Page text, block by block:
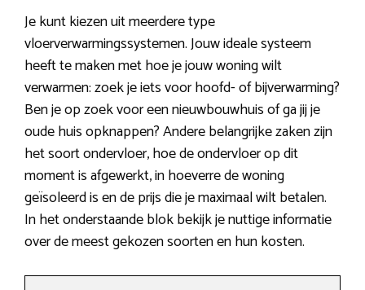
Je kunt kiezen uit meerdere type
vloerverwarmingssystemen. Jouw ideale systeem
heeft te maken met hoe je jouw woning wilt
verwarmen: zoek je iets voor hoofd- of bijverwarming?
Ben je op zoek voor een nieuwbouwhuis of ga jij je
oude huis opknappen? Andere belangrijke zaken zijn
het soort ondervloer, hoe de ondervloer op dit
moment is afgewerkt, in hoeverre de woning
geïsoleerd is en de prijs die je maximaal wilt betalen.
In het onderstaande blok bekijk je nuttige informatie
over de meest gekozen soorten en hun kosten.